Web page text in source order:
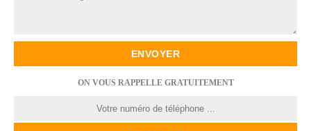
ON VOUS RAPPELLE GRATUITEMENT